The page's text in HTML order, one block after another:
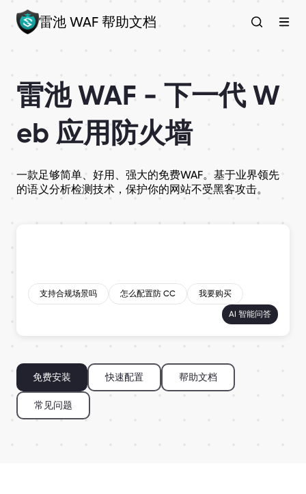
雷池 WAF 帮助文档
雷池 WAF - 下一代 W
eb 应用防火墙
一款足够简单、好用、强大的免费WAF。基于业界领先
的语义分析检测技术，保护你的网站不受黑客攻击。
支持合规场景吗 怎么配置防 CC 我要购买
AI 智能问答
免费安装 快速配置 帮助文档
常见问题